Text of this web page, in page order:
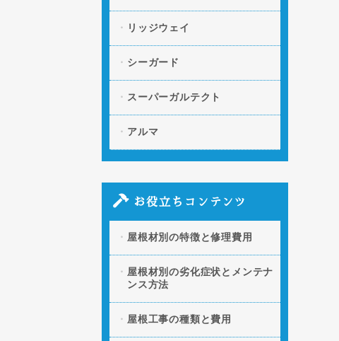
リッジウェイ
シーガード
スーパーガルテクト
アルマ
お役立ちコンテンツ
屋根材別の特徴と修理費用
屋根材別の劣化症状とメンテナ
ンス方法
屋根工事の種類と費用